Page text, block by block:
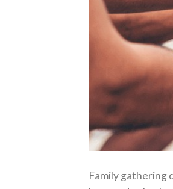
Family gathering